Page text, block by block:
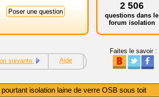
2 506
questions dans le
forum isolation
suivante Aide
Faites le savoir :
isolation laine de verre OSB sous toit